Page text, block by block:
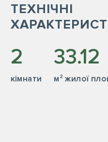
ТЕХНІЧНІ
2
кiмнати
33.12
м² жилої